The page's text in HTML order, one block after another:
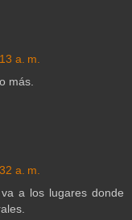
a. m.
más.
a. m.
a los lugares donde